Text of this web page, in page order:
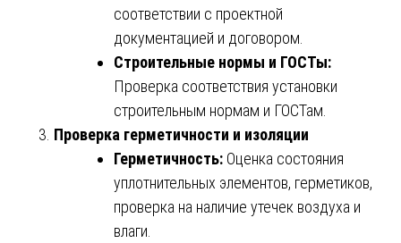
соответствии с проектной
документацией и договором.
Строительные нормы и ГОСТы:
Проверка соответствия установки
строительным нормам и ГОСТам.
Проверка герметичности и изоляции
Герметичность: Оценка состояния
уплотнительных элементов, герметиков,
проверка на наличие утечек воздуха и
влаги.